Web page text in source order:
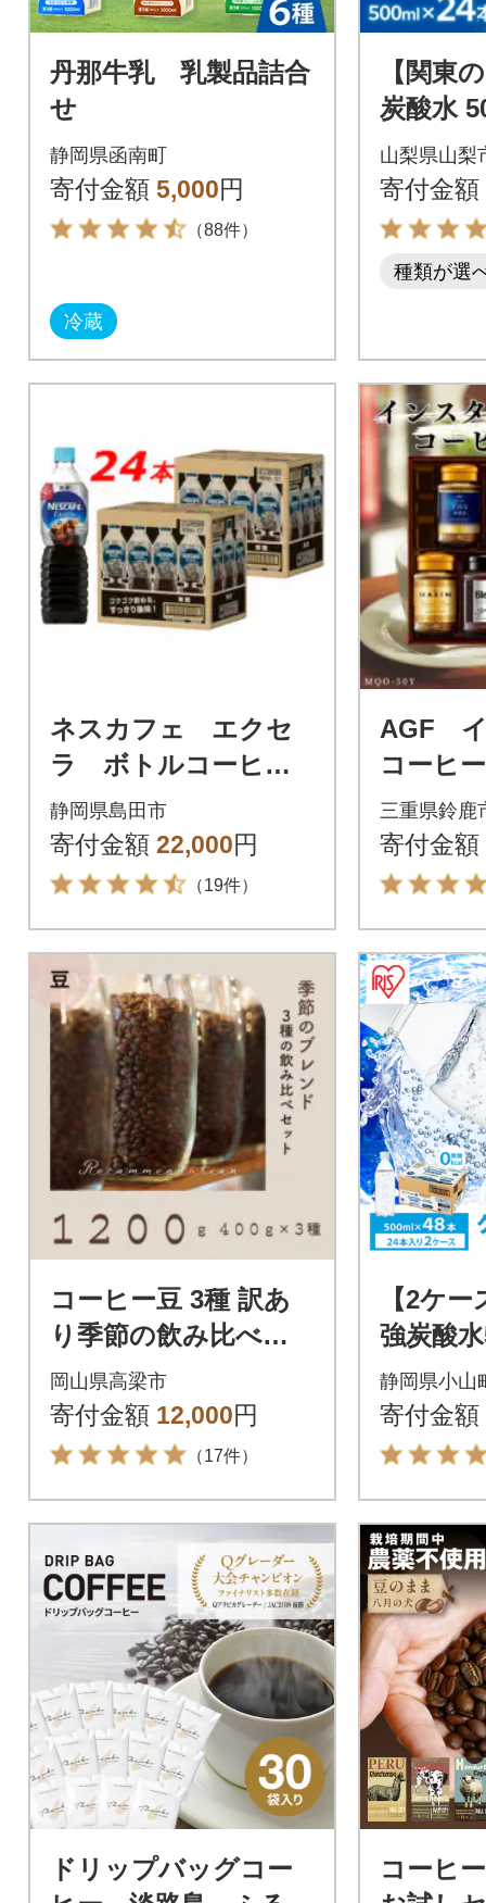
丹那牛乳 乳製品詰合
せ
静岡県函南町
寄付金額 5,000円
（88件）
冷蔵
【関東
炭酸水
12L サ
ト)国産
山梨県山梨
寄付金額
種類が選
ネスカフェ エクセ
ラ ボトルコーヒー
無糖 900ml 2ケース
(24本)
静岡県島田市
寄付金額 22,000円
（19件）
AGF イ
コーヒ
入り
三重県鈴鹿
寄付金額
コーヒー豆 3種 訳あ
り季節の飲み比べセ
ット 1200g(200g×6
袋)
岡山県高梁市
寄付金額 12,000円
（17件）
【2ケ
強炭酸
レス×48
静岡県小山
寄付金額
ドリップバッグコー
コーヒ